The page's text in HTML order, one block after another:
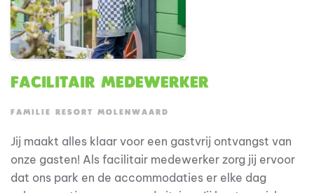
Facilitair Medewerker
FAMILIE RESORT MOLENWAARD
Jij maakt alles klaar voor een gastvrij ontvangst van
onze gasten! Als facilitair medewerker zorg jij ervoor
dat ons park en de accommodaties er elke dag